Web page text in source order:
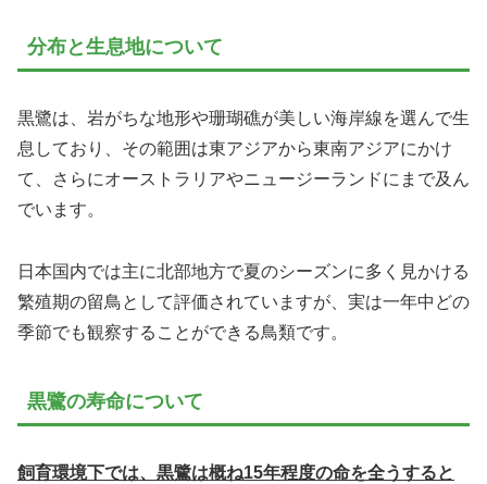
分布と生息地について
黒鷺は、岩がちな地形や珊瑚礁が美しい海岸線を選んで生
息しており、その範囲は東アジアから東南アジアにかけ
て、さらにオーストラリアやニュージーランドにまで及ん
でいます。
日本国内では主に北部地方で夏のシーズンに多く見かける
繁殖期の留鳥として評価されていますが、実は一年中どの
季節でも観察することができる鳥類です。
黒鷺の寿命について
飼育環境下では、黒鷺は概ね15年程度の命を全うすると